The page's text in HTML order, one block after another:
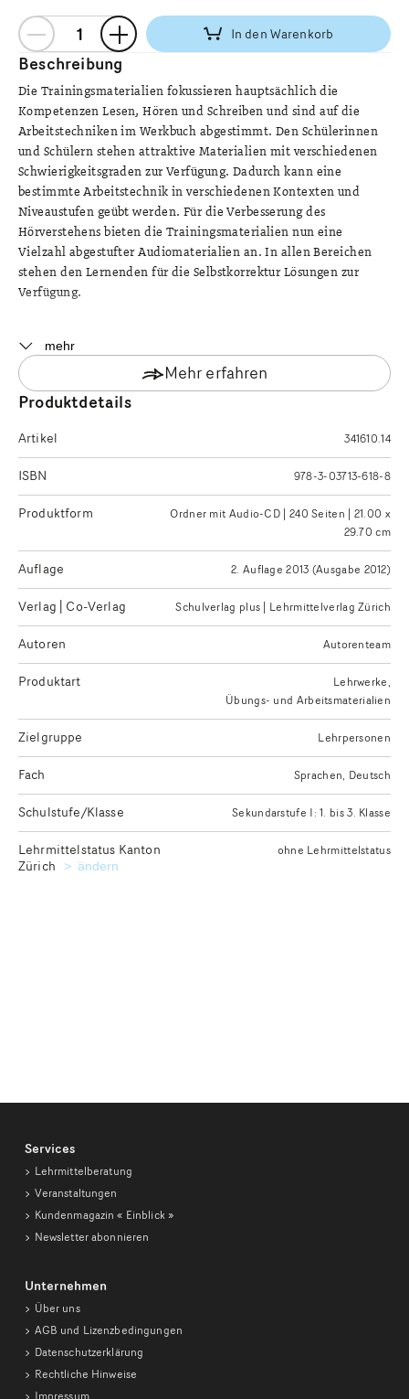
In den Warenkorb
Beschreibung
Die Trainingsmaterialien fokussieren hauptsächlich die
Kompetenzen Lesen, Hören und Schreiben und sind auf die
Arbeitstechniken im Werkbuch abgestimmt. Den Schülerinnen
und Schülern stehen attraktive Materialien mit verschiedenen
Schwierigkeitsgraden zur Verfügung. Dadurch kann eine
bestimmte Arbeitstechnik in verschiedenen Kontexten und
Niveaustufen geübt werden. Für die Verbesserung des
Hörverstehens bieten die Trainingsmaterialien nun eine
Vielzahl abgestufter Audiomaterialien an. In allen Bereichen
stehen den Lernenden für die Selbstkorrektur Lösungen zur
Verfügung.
abgelöst. «Sprachwelt Deutsch» bleibt erhältlich bis zum
Schuljahr 2028/29.
mehr
Mehr erfahren
Produktdetails
Artikel 341610.14
ISBN 978-3-03713-618-8
Produktform
Ordner mit Audio-CD | 240 Seiten | 21.00 x
29.70 cm
Auflage 2. Auflage 2013 (Ausgabe 2012)
Verlag | Co-Verlag Schulverlag plus | Lehrmittelverlag Zürich
Autoren Autorenteam
Produktart
Lehrwerke
Übungs- und Arbeitsmaterialien
Zielgruppe Lehrpersonen
Fach Sprachen Deutsch
Schulstufe/Klasse Sekundarstufe I: 1. bis 3. Klasse
Lehrmittelstatus Kanton
Zürich
Kanton für die Ausgabe des gewünschten
ändern
ohne Lehrmittelstatus
Services
Lehrmittelberatung
Veranstaltungen
Kundenmagazin« Einblick »
Newsletter abonnieren
Unternehmen
Über uns
AGB und Lizenzbedingungen
Datenschutzerklärung
Rechtliche Hinweise
Impressum